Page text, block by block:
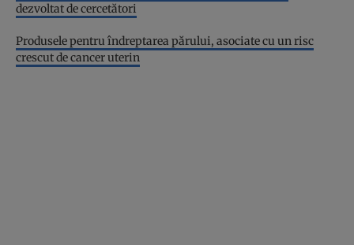
dezvoltat de cercetători
Produsele pentru îndreptarea părului, asociate cu un risc
crescut de cancer uterin